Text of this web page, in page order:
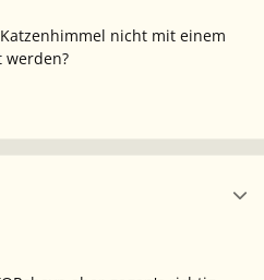
nicht mit einem
werden?